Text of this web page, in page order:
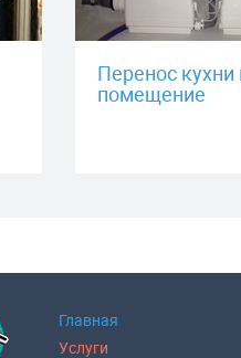
Перенос кухни
помещение
Главная
Услуги